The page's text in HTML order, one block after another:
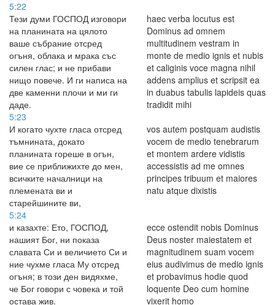
5:22
Тези думи ГОСПОД изговори
на планината на цялото
ваше събрание отсред
огъня, облака и мрака със
силен глас; и не прибави
нищо повече. И ги написа на
две каменни плочи и ми ги
даде.
haec verba locutus est
Dominus ad omnem
multitudinem vestram in
monte de medio ignis et nubis
et caliginis voce magna nihil
addens amplius et scripsit ea
in duabus tabulis lapideis quas
tradidit mihi
5:23
И когато чухте гласа отсред
тъмнината, докато
планината гореше в огън,
вие се приближихте до мен,
всичките началници на
племената ви и
старейшините ви,
vos autem postquam audistis
vocem de medio tenebrarum
et montem ardere vidistis
accessistis ad me omnes
principes tribuum et maiores
natu atque dixistis
5:24
и казахте: Ето, ГОСПОД,
нашият Бог, ни показа
славата Си и величието Си и
ние чухме гласа Му отсред
огъня; в този ден видяхме,
че Бог говори с човека и той
остава жив.
ecce ostendit nobis Dominus
Deus noster maiestatem et
magnitudinem suam vocem
eius audivimus de medio ignis
et probavimus hodie quod
loquente Deo cum homine
vixerit homo